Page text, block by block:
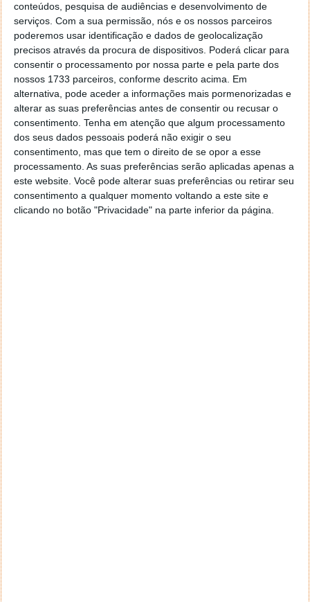
conteúdos, pesquisa de audiências e desenvolvimento de
serviços. Com a sua permissão, nós e os nossos parceiros
poderemos usar identificação e dados de geolocalização
precisos através da procura de dispositivos. Poderá clicar para
consentir o processamento por nossa parte e pela parte dos
nossos 1733 parceiros, conforme descrito acima. Em
alternativa, pode aceder a informações mais pormenorizadas e
alterar as suas preferências antes de consentir ou recusar o
consentimento. Tenha em atenção que algum processamento
dos seus dados pessoais poderá não exigir o seu
consentimento, mas que tem o direito de se opor a esse
processamento. As suas preferências serão aplicadas apenas a
este website. Você pode alterar suas preferências ou retirar seu
consentimento a qualquer momento voltando a este site e
clicando no botão "Privacidade" na parte inferior da página.
PUB